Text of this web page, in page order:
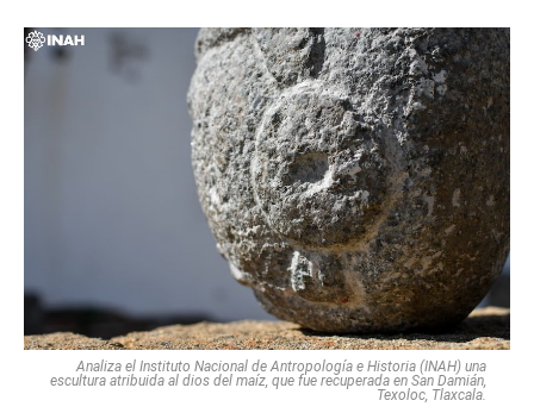
Analiza el Instituto Nacional de Antropología e Historia (INAH) una
escultura atribuida al dios del maíz, que fue recuperada en San Damián,
Texoloc, Tlaxcala.